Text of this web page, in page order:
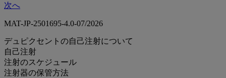
次へ
MAT-JP-2501695-4.0-07/2026
デュピクセントの自己注射について
自己注射
注射のスケジュール
注射器の保管方法